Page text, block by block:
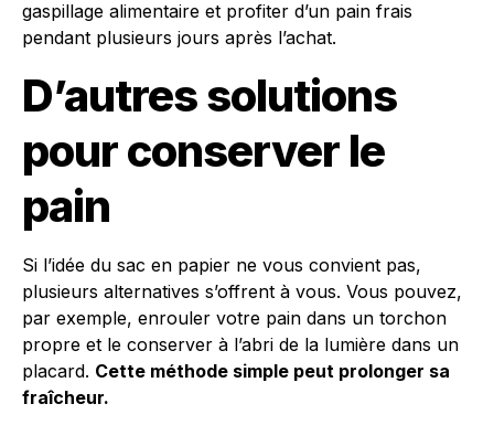
gaspillage alimentaire et profiter d’un pain frais
pendant plusieurs jours après l’achat.
D’autres solutions
pour conserver le
pain
Si l’idée du sac en papier ne vous convient pas,
plusieurs alternatives s’offrent à vous. Vous pouvez,
par exemple, enrouler votre pain dans un torchon
propre et le conserver à l’abri de la lumière dans un
placard. Cette méthode simple peut prolonger sa
fraîcheur.